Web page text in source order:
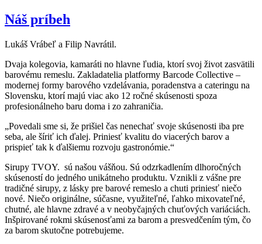
Náš príbeh
Lukáš Vrábeľ a Filip Navrátil.
Dvaja kolegovia, kamaráti no hlavne ľudia, ktorí svoj život zasvätili
barovému remeslu. Zakladatelia platformy Barcode Collective –
modernej formy barového vzdelávania, poradenstva a cateringu na
Slovensku, ktorí majú viac ako 12 ročné skúsenosti spoza
profesionálneho baru doma i zo zahraničia.
„Povedali sme si, že prišiel čas nenechať svoje skúsenosti iba pre
seba, ale šíriť ich ďalej. Priniesť kvalitu do viacerých barov a
prispieť tak k ďalšiemu rozvoju gastronómie.“
Sirupy TVOY. sú našou vášňou. Sú odzrkadlením dlhoročných
skúseností do jedného unikátneho produktu. Vznikli z vášne pre
tradičné sirupy, z lásky pre barové remeslo a chuti priniesť niečo
nové. Niečo originálne, súčasne, využiteľné, ľahko mixovateľné,
chutné, ale hlavne zdravé a v neobyčajných chuťových variáciách.
Inšpirované rokmi skúsenosťami za barom a presvedčením tým, čo
za barom skutočne potrebujeme.